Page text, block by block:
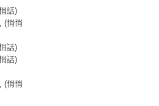
話)
, (悄悄
話)
話)
, (悄悄